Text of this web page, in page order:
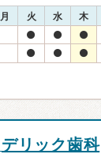
月 火 水 木
デリック歯科